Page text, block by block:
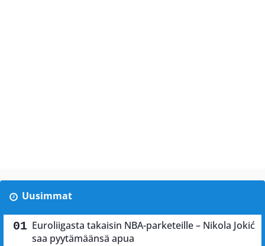
Uusimmat
Euroliigasta takaisin NBA-parketeille – Nikola Jokić
saa pyytämäänsä apua